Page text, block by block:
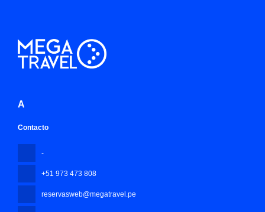
A
Contacto
-
+51 973 473 808
reservasweb@megatravel.pe